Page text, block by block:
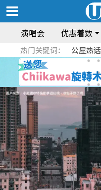
演唱会 优惠着数
热门关键词： 公屋热话